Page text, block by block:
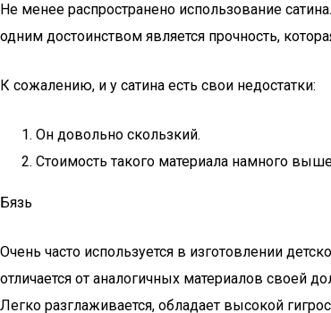
Не менее распространено использование
одним достоинством является прочность,
К сожалению, и у сатина есть свои недостатки:
Он довольно скользкий.
Стоимость такого материала намного
Бязь
Очень часто используется в изготовлении
отличается от аналогичных материалов своей
Легко разглаживается, обладает высокой